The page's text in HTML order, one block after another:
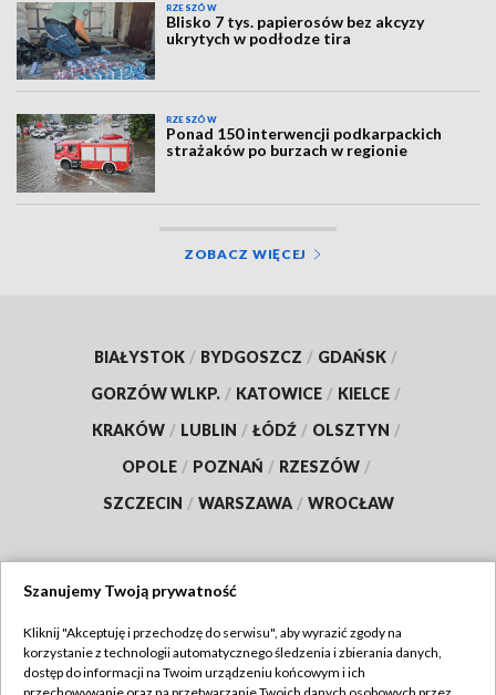
RZESZÓW
Blisko 7 tys. papierosów bez akcyzy
ukrytych w podłodze tira
RZESZÓW
Ponad 150 interwencji podkarpackich
strażaków po burzach w regionie
ZOBACZ WIĘCEJ
BIAŁYSTOK / BYDGOSZCZ / GDAŃSK /
GORZÓW WLKP. / KATOWICE / KIELCE /
KRAKÓW / LUBLIN / ŁÓDŹ / OLSZTYN /
OPOLE / POZNAŃ / RZESZÓW /
SZCZECIN / WARSZAWA / WROCŁAW
TVP
Szanujemy Twoją prywatność
Kliknij "Akceptuję i przechodzę do serwisu", aby wyrazić zgody na
korzystanie z technologii automatycznego śledzenia i zbierania danych,
dostęp do informacji na Twoim urządzeniu końcowym i ich